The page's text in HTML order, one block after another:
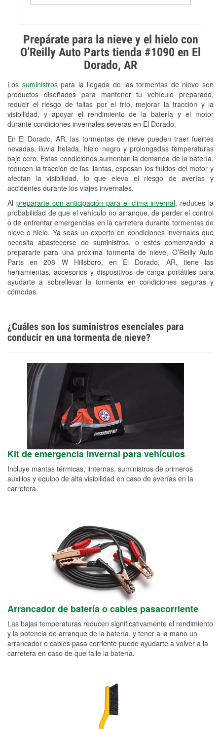
Prepárate para la nieve y el hielo con
O’Reilly Auto Parts tienda #1090 en El
Dorado, AR
Los suministrospara la llegada de las tormentas de nieve son
productos diseñados para mantener tu vehículo preparado,
reducir el riesgo de fallas por el frío, mejorar la tracción y la
visibilidad, y apoyar el rendimiento de la batería y el motor
durante condiciones invernales severas en El Dorado.
En El Dorado, AR, las tormentas de nieve pueden traer fuertes
nevadas, lluvia helada, hielo negro y prolongadas temperaturas
bajo cero. Estas condiciones aumentan la demanda de la batería,
reducen la tracción de las llantas, espesan los fluidos del motor y
afectan la visibilidad, lo que eleva el riesgo de averías y
accidentes durante los viajes invernales.
Al prepararte con anticipación para el clima invernal, reduces la
probabilidad de que el vehículo no arranque, de perder el control
o de enfrentar emergencias en la carretera durante tormentas de
nieve o hielo. Ya seas un experto en condiciones invernales que
necesita abastecerse de suministros, o estés comenzando a
prepararte para una próxima tormenta de nieve, O’Reilly Auto
Parts en 208 W Hillsboro, en El Dorado, AR, tiene las
herramientas, accesorios y dispositivos de carga portátiles para
ayudarte a sobrellevar la tormenta en condiciones seguras y
cómodas.
Prueba de alternadores y
arrancadores
Revisión de la luz "Check Engine"
Reciclaje de baterías y aceite
Instalación de bombillas de faros
Instalación de limpiaparabrisas
Programa de Préstamo de
Herramientas
Rectificación de tambores y discos de
freno
Snowstorm Supplies
Tornado Supplies
Conoce más
¿Cuáles son los suministros esenciales para
conducir en una tormenta de nieve?
Kit de emergencia invernal para vehículos
Incluye mantas térmicas, linternas, suministros de primeros
auxilios y equipo de alta visibilidad en caso de averías en la
carretera.
Arrancador de batería o cables pasacorriente
Las bajas temperaturas reducen significativamente el rendimiento
y la potencia de arranque de la batería, y tener a la mano un
arrancador o cables pasa corriente puede ayudarte a volver a la
carretera en caso de que falle la batería.